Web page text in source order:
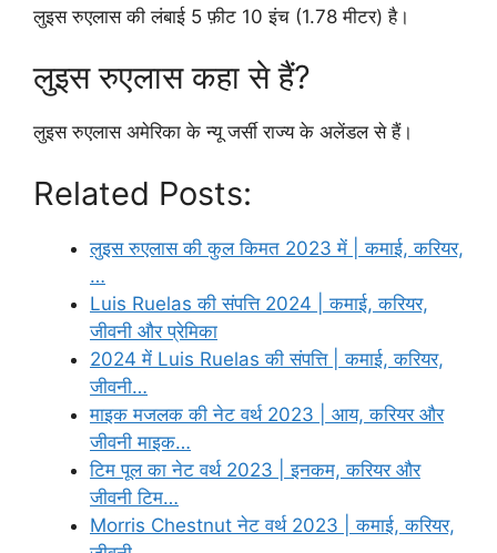
लुइस रुएलास की लंबाई 5 फ़ीट 10 इंच (1.78 मीटर) है।
लुइस रुएलास कहा से हैं?
लुइस रुएलास अमेरिका के न्यू जर्सी राज्य के अलेंडल से हैं।
Related Posts:
लुइस रुएलास की कुल किमत 2023 में | कमाई, करियर,
…
Luis Ruelas की संपत्ति 2024 | कमाई, करियर,
जीवनी और प्रेमिका
2024 में Luis Ruelas की संपत्ति | कमाई, करियर,
जीवनी…
माइक मजलक की नेट वर्थ 2023 | आय, करियर और
जीवनी माइक…
टिम पूल का नेट वर्थ 2023 | इनकम, करियर और
जीवनी टिम…
Morris Chestnut नेट वर्थ 2023 | कमाई, करियर,